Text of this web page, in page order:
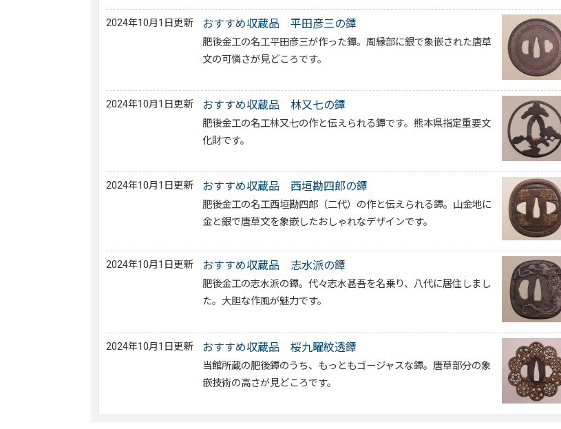
2024年10月1日更新 おすすめ収蔵品 平田彦三の鐔
肥後金工の名工平田彦三が作った鐔。周縁部に銀で象嵌された唐草
文の可憐さが見どころです。
2024年10月1日更新 おすすめ収蔵品 林又七の鐔
肥後金工の名工林又七の作と伝えられる鐔です。熊本県指定重要文
化財です。
2024年10月1日更新 おすすめ収蔵品 西垣勘四郎の鐔
肥後金工の名工西垣勘四郎（二代）の作と伝えられる鐔。山金地に
金と銀で唐草文を象嵌したおしゃれなデザインです。
2024年10月1日更新 おすすめ収蔵品 志水派の鐔
肥後金工の志水派の鐔。代々志水甚吾を名乗り、八代に居住しまし
た。大胆な作風が魅力です。
2024年10月1日更新 おすすめ収蔵品 桜九曜紋透鐔
当館所蔵の肥後鐔のうち、もっともゴージャスな鐔。唐草部分の象
嵌技術の高さが見どころです。